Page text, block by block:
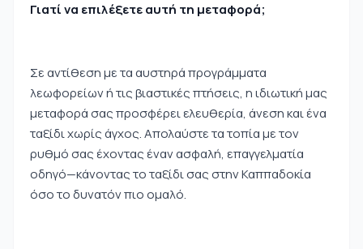
Γιατί να επιλέξετε αυτή τη μεταφορά;
Σε αντίθεση με τα αυστηρά προγράμματα
λεωφορείων ή τις βιαστικές πτήσεις, η ιδιωτική μας
μεταφορά σας προσφέρει ελευθερία, άνεση και ένα
ταξίδι χωρίς άγχος. Απολαύστε τα τοπία με τον
ρυθμό σας έχοντας έναν ασφαλή, επαγγελματία
οδηγό—κάνοντας το ταξίδι σας στην Καππαδοκία
όσο το δυνατόν πιο ομαλό.